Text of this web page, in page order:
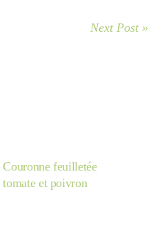
Next Post »
Couronne feuilletée
tomate et poivron